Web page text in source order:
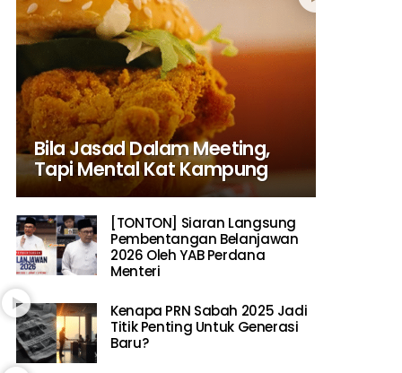
Bila Jasad Dalam Meeting,
Tapi Mental Kat Kampung
[TONTON] Siaran Langsung
Pembentangan Belanjawan
2026 Oleh YAB Perdana
Menteri
Kenapa PRN Sabah 2025 Jadi
Titik Penting Untuk Generasi
Baru?